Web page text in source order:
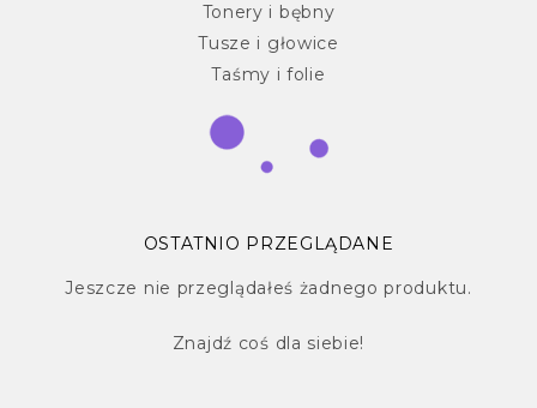
Tonery i bębny
Tusze i głowice
Taśmy i folie
OSTATNIO PRZEGLĄDANE
Jeszcze nie przeglądałeś żadnego produktu.
Znajdź coś dla siebie!